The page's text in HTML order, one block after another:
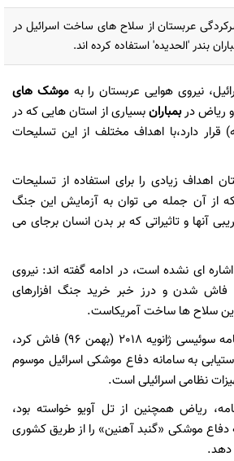
عربستان از سلاح های ساخت اسرائیل در
بندر 'الحدیده' استفاده کرده اند.
نیروی هوایی عربستان را بهموشک های
ریاض دربمبارانبسیاری از استان هایی که در
قرار دارد،با اهداف مختلف از این تسلیحات
اهداف زیادی را برای استفاده از تسلیحات
که از آن جمله می توان به آزمایش این جنگ
آنها و تاثیراتی که بر بدن انسان برجای می
ای نشده است، در ادامه گفته اند: نیروی
فاش شدن و درز خبر خرید جنگ افزارهای
این سلاح ها ساخت آمریکاست.
در همین راستا، یک روزنامه سوئیسی ژانویه 2018 (بهمن 96) فاش کرد،
به سامانه دفاع موشکی اسرائیل موسوم
نظامی اسرائیلی است.
ریاض همچنین از تل آویو خواسته بود،
دفاع موشکی «گنبد آهنین» را از طریق کشوری
دهد.